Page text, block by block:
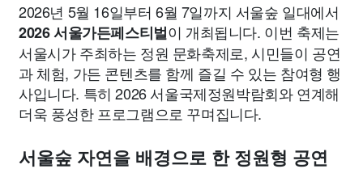
2026년 5월 16일부터 6월 7일까지 서울숲 일대에서
2026 서울가든페스티벌이 개최됩니다. 이번 축제는
서울시가 주최하는 정원 문화축제로, 시민들이 공연
과 체험, 가든 콘텐츠를 함께 즐길 수 있는 참여형 행
사입니다. 특히 2026 서울국제정원박람회와 연계해
더욱 풍성한 프로그램으로 꾸며집니다.
서울숲 자연을 배경으로 한 정원형 공연